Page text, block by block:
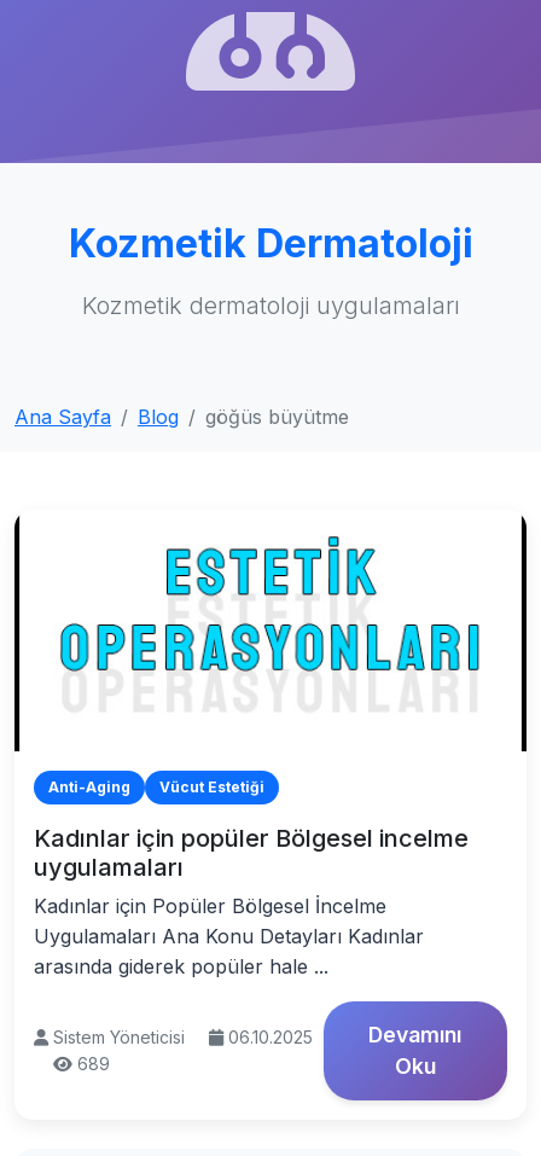
Kozmetik Dermatoloji
Kozmetik dermatoloji uygulamaları
Ana Sayfa Blog göğüs büyütme
Anti-Aging Vücut Estetiği
Kadınlar için popüler Bölgesel incelme
uygulamaları
Kadınlar için Popüler Bölgesel İncelme
Uygulamaları Ana Konu Detayları Kadınlar
arasında giderek popüler hale ...
Sistem Yöneticisi
06.10.2025
689
Devamını
Oku